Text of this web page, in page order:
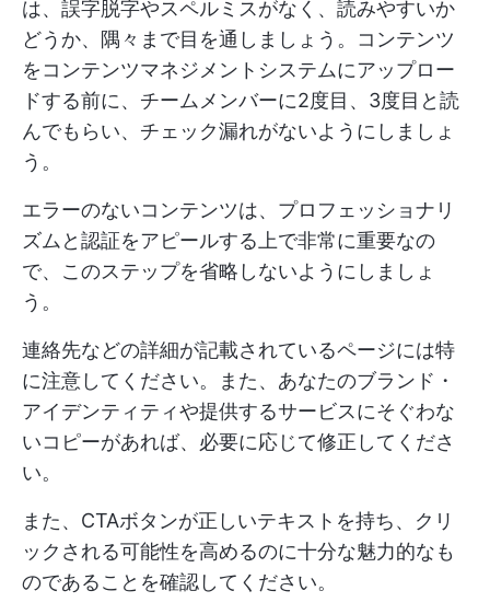
は、誤字脱字やスペルミスがなく、読みやすいか
どうか、隅々まで目を通しましょう。コンテンツ
をコンテンツマネジメントシステムにアップロー
ドする前に、チームメンバーに2度目、3度目と読
んでもらい、チェック漏れがないようにしましょ
う。
エラーのないコンテンツは、プロフェッショナリ
ズムと認証をアピールする上で非常に重要なの
で、このステップを省略しないようにしましょ
う。
連絡先などの詳細が記載されているページには特
に注意してください。また、あなたのブランド・
アイデンティティや提供するサービスにそぐわな
いコピーがあれば、必要に応じて修正してくださ
い。
また、CTAボタンが正しいテキストを持ち、クリ
ックされる可能性を高めるのに十分な魅力的なも
のであることを確認してください。